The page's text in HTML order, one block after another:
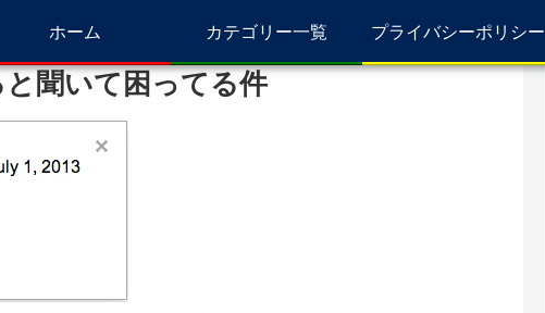
ホーム カテゴリー一覧 プライバシーポリシー
聞いて困ってる件